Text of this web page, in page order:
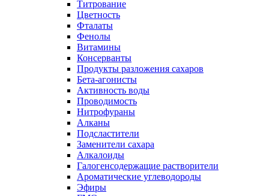
Титрование
Цветность
Фталаты
Фенолы
Витамины
Консерванты
Продукты разложения сахаров
Бета-агонисты
Активность воды
Проводимость
Нитрофураны
Алканы
Подсластители
Заменители сахара
Алкалоиды
Галогенсодержащие растворители
Ароматические углеводороды
Эфиры